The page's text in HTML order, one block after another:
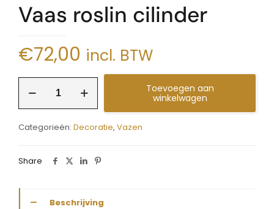
Vaas roslin cilinder
€72,00 incl. BTW
roslin
cilinder
Toevoegen aan
winkelwagen
Categorieën: Decoratie, Vazen
Share
Beschrijving